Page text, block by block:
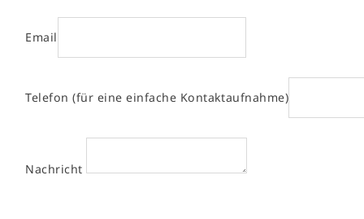
Email
Telefon (für eine einfache Kontaktaufnahme)
Nachricht